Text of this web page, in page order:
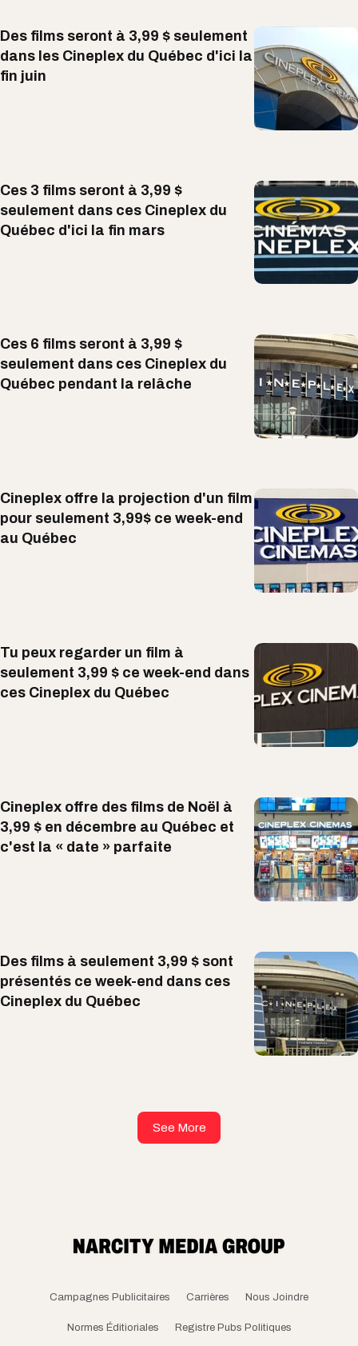
Des films seront à 3,99 $ seulement
dans les Cineplex du Québec d'ici la
fin juin
Ces 3 films seront à 3,99 $
seulement dans ces Cineplex du
Québec d'ici la fin mars
Ces 6 films seront à 3,99 $
seulement dans ces Cineplex du
Québec pendant la relâche
Cineplex offre la projection d'un film
pour seulement 3,99$ ce week-end
au Québec
Tu peux regarder un film à
seulement 3,99 $ ce week-end dans
ces Cineplex du Québec
Cineplex offre des films de Noël à
3,99 $ en décembre au Québec et
c'est la « date » parfaite
Des films à seulement 3,99 $ sont
présentés ce week-end dans ces
Cineplex du Québec
See More
Campagnes Publicitaires Carrières Nous Joindre
Normes Éditioriales Registre Pubs Politiques